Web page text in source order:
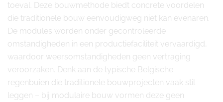
toeval. Deze bouwmethode biedt concrete voordelen
die traditionele bouw eenvoudigweg niet kan evenaren.
De modules worden onder gecontroleerde
omstandigheden in een productiefaciliteit vervaardigd,
waardoor weersomstandigheden geen vertraging
veroorzaken. Denk aan de typische Belgische
regenbuien die traditionele bouwprojecten vaak stil
leggen – bij modulaire bouw vormen deze geen